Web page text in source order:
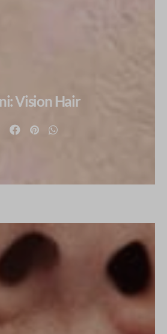
Vision Hair